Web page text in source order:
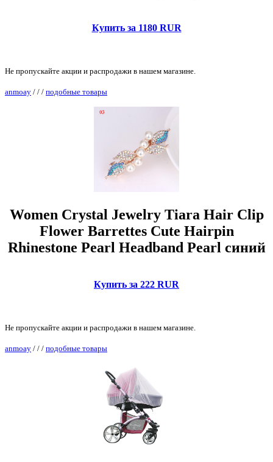
Купить за 1180 RUR
Не пропускайте акции и распродажи в нашем магазине.
anmoay / / / подобные товары
Women Crystal Jewelry Tiara Hair Clip
Flower Barrettes Cute Hairpin
Rhinestone Pearl Headband Pearl синий
Купить за 222 RUR
Не пропускайте акции и распродажи в нашем магазине.
anmoay / / / подобные товары